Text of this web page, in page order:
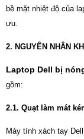
bề mặt nhiệt độ của
ưu.
2. NGUYÊN NHÂN
Laptop Dell bị
gồm:
2.1. Quạt làm mát
Máy tính xách tay